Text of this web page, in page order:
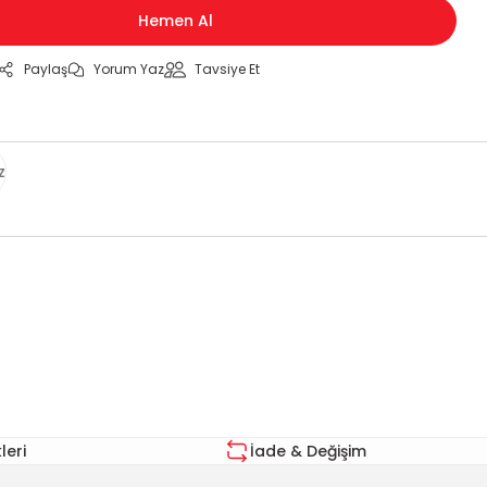
Hemen Al
Paylaş Yorum Yaz Tavsiye Et
İade & Değişim